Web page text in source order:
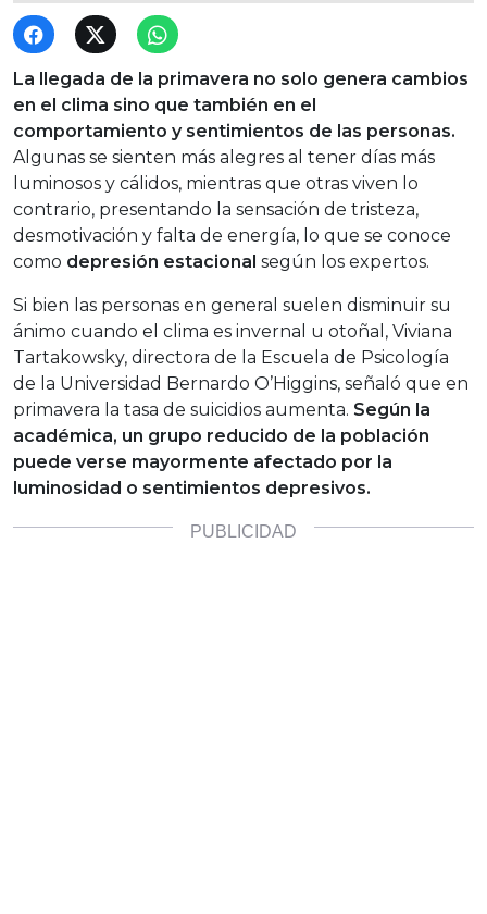
La llegada de la primavera no solo genera cambios
en el clima sino que también en el
comportamiento y sentimientos de las personas.
Algunas se sienten más alegres al tener días más
luminosos y cálidos, mientras que otras viven lo
contrario, presentando la sensación de tristeza,
desmotivación y falta de energía, lo que se conoce
como depresión estacional según los expertos.
Si bien las personas en general suelen disminuir su
ánimo cuando el clima es invernal u otoñal, Viviana
Tartakowsky, directora de la Escuela de Psicología
de la Universidad Bernardo O’Higgins, señaló que en
primavera la tasa de suicidios aumenta. Según la
académica, un grupo reducido de la población
puede verse mayormente afectado por la
luminosidad o sentimientos depresivos.